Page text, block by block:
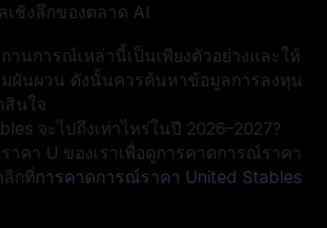
ชิงลึกของตลาด AI
นการณ์เหล่านี้เป็นเพียงตัวอย่างและให้
ผันผวน ดังนั้นควรค้นหาข้อมูลการลงทุน
สินใจ
จะไปถึงเท่าไหร่ในปี 2026–2027?
คา U ของเราเพื่อดูการคาดการณ์ราคา
กที่การคาดการณ์ราคา United Stables